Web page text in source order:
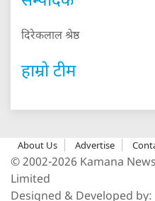
दिरेकलाल श्रेष्ठ
हाम्रो टीम
About Us Advertise
© 2002-2026 Kamana
Limited
Designed & Developed by: